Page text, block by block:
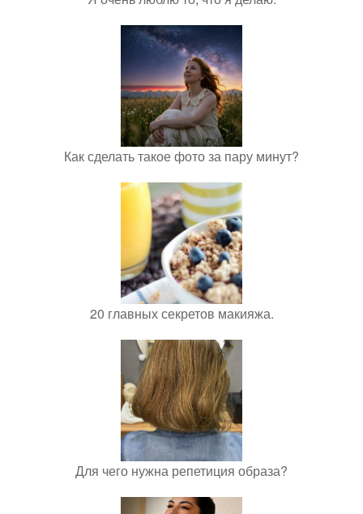
Как сделать такое фото за пару минут?
20 главных секретов макияжа.
Для чего нужна репетиция образа?